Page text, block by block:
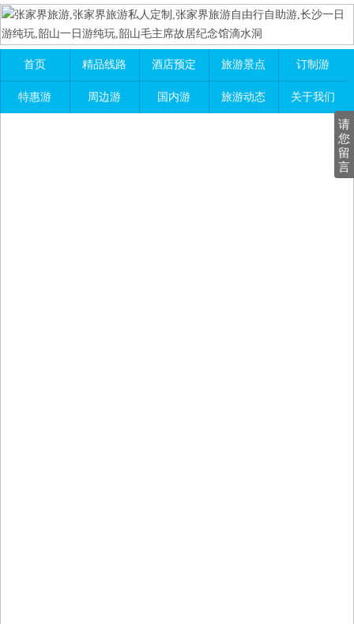
首页 精品线路 酒店预定 旅游景点 订制游
特惠游 周边游 国内游 旅游动态 关于我们
请
您
留
言